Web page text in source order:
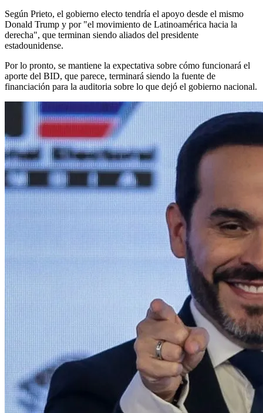
Según Prieto, el gobierno electo tendría el apoyo desde el mismo
Donald Trump y por "el movimiento de Latinoamérica hacia la
derecha", que terminan siendo aliados del presidente
estadounidense.
Por lo pronto, se mantiene la expectativa sobre cómo funcionará el
aporte del BID, que parece, terminará siendo la fuente de
financiación para la auditoria sobre lo que dejó el gobierno nacional.